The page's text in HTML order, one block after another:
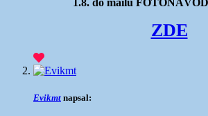
ZDE
Evikmt napsal: